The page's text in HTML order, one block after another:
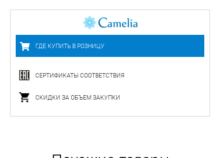
ГДЕ КУПИТЬ В РОЗНИЦУ
СЕРТИФИКАТЫ СООТВЕТСТВИЯ
СКИДКИ ЗА ОБЪЕМ ЗАКУПКИ